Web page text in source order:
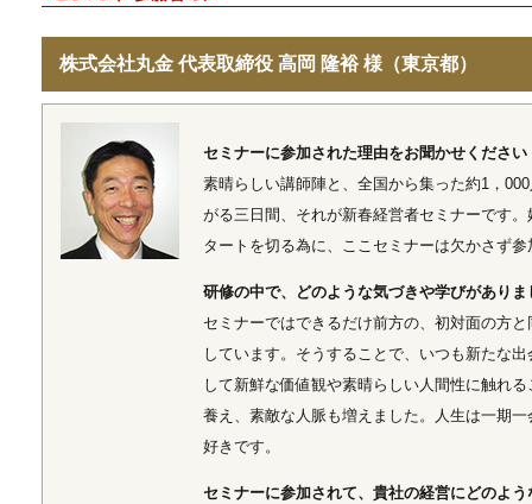
株式会社丸金 代表取締役 高岡 隆裕 様（東京都）
セミナーに参加された理由をお聞かせください
素晴らしい講師陣と、全国から集った約1，
がる三日間、それが新春経営者セミナーです
タートを切る為に、ここセミナーは欠かさず
研修の中で、どのような気づきや学びがありま
セミナーではできるだけ前方の、初対面の方
しています。そうすることで、いつも新たな
して新鮮な価値観や素晴らしい人間性に触れ
養え、素敵な人脈も増えました。人生は一期
好きです。
セミナーに参加されて、貴社の経営にどのよ